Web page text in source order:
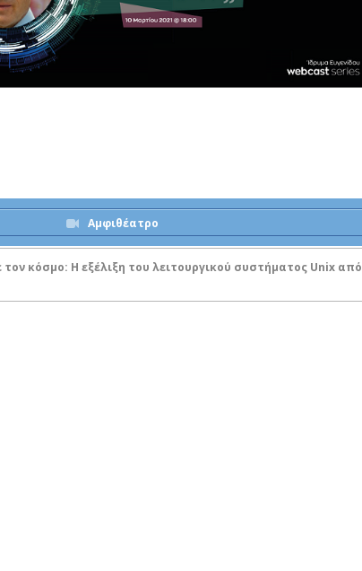
Αμφιθέατρο
κόσμο: Η εξέλιξη του λειτουργικού συστήματος Unix από